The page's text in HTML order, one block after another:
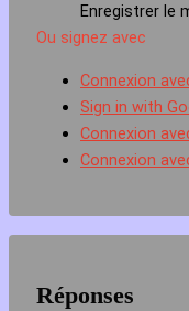
Enregistrer le
Ou signez avec
Connexion
Sign in with
Connexion
Connexion
Réponses